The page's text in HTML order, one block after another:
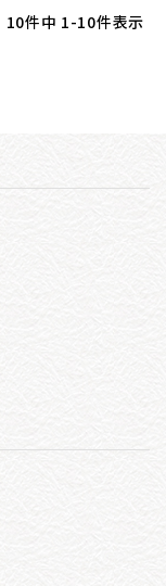
10件中 1-10件表示